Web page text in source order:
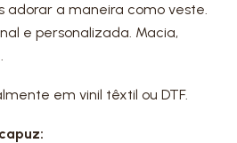
adorar a maneira como veste.
e personalizada. Macia,
em vinil têxtil ou DTF.